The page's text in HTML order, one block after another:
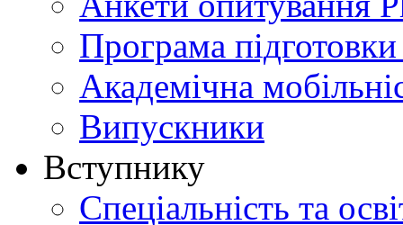
Програма
Академічна
Випускники
Вступнику
Спеціальність та